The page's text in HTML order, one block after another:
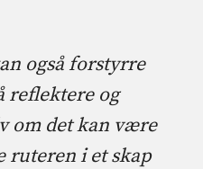
også forstyrre
reflektere og
om det kan være
ruteren i et skap